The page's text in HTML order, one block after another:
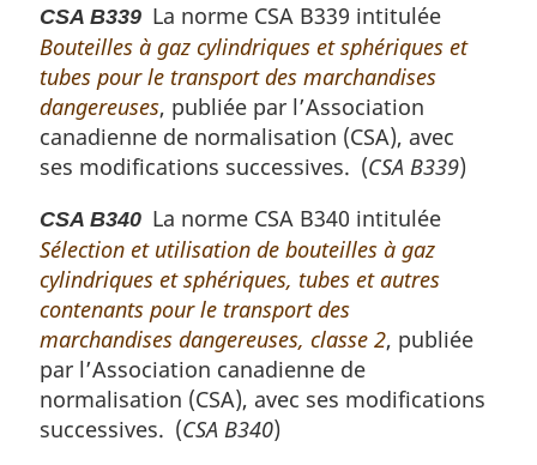
CSA B339 La norme CSA B339 intitulée
Bouteilles à gaz cylindriques et sphériques et
tubes pour le transport des marchandises
dangereuses, publiée par l’Association
canadienne de normalisation (CSA), avec
ses modifications successives. (CSA B339)
CSA B340 La norme CSA B340 intitulée
Sélection et utilisation de bouteilles à gaz
cylindriques et sphériques, tubes et autres
contenants pour le transport des
marchandises dangereuses, classe 2, publiée
par l’Association canadienne de
normalisation (CSA), avec ses modifications
successives. (CSA B340)